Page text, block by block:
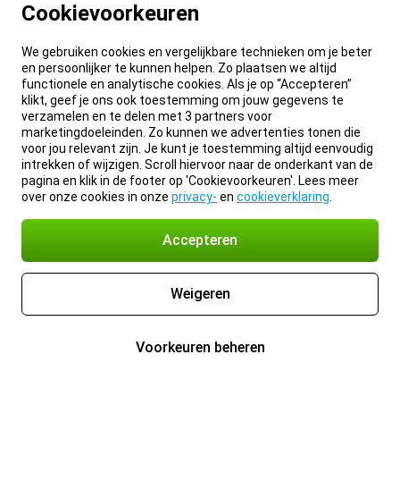
Cookievoorkeuren
We gebruiken cookies en vergelijkbare technieken om je beter
en persoonlijker te kunnen helpen. Zo plaatsen we altijd
functionele en analytische cookies. Als je op “Accepteren”
klikt, geef je ons ook toestemming om jouw gegevens te
verzamelen en te delen met 3 partners voor
marketingdoeleinden. Zo kunnen we advertenties tonen die
voor jou relevant zijn. Je kunt je toestemming altijd eenvoudig
intrekken of wijzigen. Scroll hiervoor naar de onderkant van de
pagina en klik in de footer op 'Cookievoorkeuren'. Lees meer
over onze cookies in onze privacy- en cookieverklaring
Accepteren
Weigeren
Voorkeuren beheren